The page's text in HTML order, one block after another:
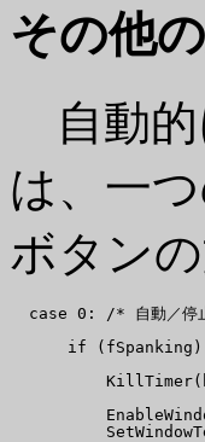
その他
自動的
は、一
ボタン
case 0: /* 自動／停
if (fSpanking)